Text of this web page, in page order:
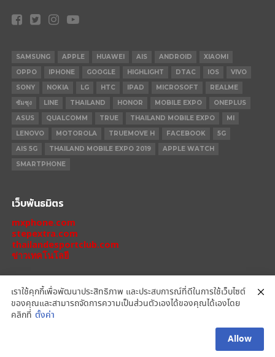
SAMSUNG APPLE HUAWEI AIS ANDROID
XIAOMI
OPPO
IPHONE GOOGLE HIGHLIGHT DTAC IOS
VIVO
SONY
NOKIA LG HTC IPAD MICROSOFT
REALME
ซัมซุง
LINE THAILAND HONOR MOBILE EXPO
ONEPLUS
ASUS
QUALCOMM TRUE THAILAND MOBILE EXPO
MI
LENOVO
MOTOROLA TRUEMOVE H FACEBOOK
5G
AIS 5G
THAILAND MOBILE EXPO 2019
APPLE WATCH
SMARTPHONE
เว็บพันธมิตร
mxphone.com
stepextra.com
thailandesportclub.com
ข่าวเทคโนโลยี
IPHONE 14 PRO
REDMI
เราใช้คุกกี้เพื่อพัฒนาประสิทธิภาพ และประสบการณ์ที่ดีในการใช้เว็บไซต์
ของคุณและสามารถจัดการความเป็นส่วนตัวเองได้ของคุณได้เองโดย
คลิกที่ ตั้งค่า
Allow